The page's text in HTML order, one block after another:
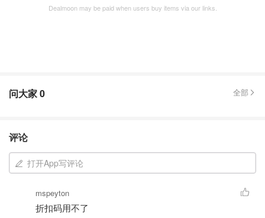
Dealmoon may be paid when users buy items via our links.
问大家0 全部
评论
打开App写评论
mspeyton
折扣码用不了